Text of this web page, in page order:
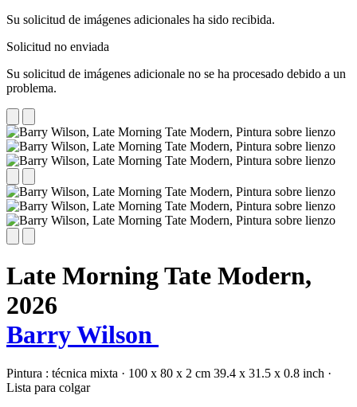
Su solicitud de imágenes adicionales ha sido recibida.
Solicitud no enviada
Su solicitud de imágenes adicionale no se ha procesado debido a un
problema.
Late Morning Tate Modern,
2026
Barry Wilson
Pintura : técnica mixta · 100 x 80 x 2 cm 39.4 x 31.5 x 0.8 inch ·
Lista para colgar